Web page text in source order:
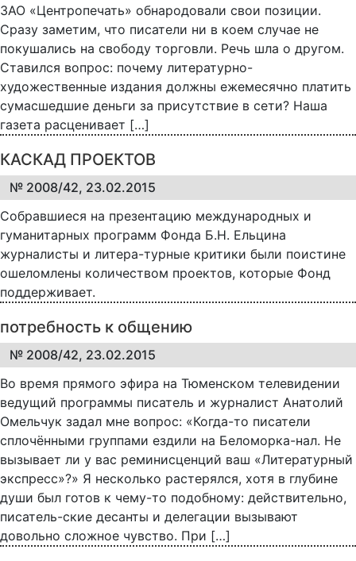
ЗАО «Центропечать» обнародовали свои позиции.
Сразу заметим, что писатели ни в коем случае не
покушались на свободу торговли. Речь шла о другом.
Ставился вопрос: почему литературно-
художественные издания должны ежемесячно платить
сумасшедшие деньги за присутствие в сети? Наша
газета расценивает […]
КАСКАД ПРОЕКТОВ
№ 2008/42, 23.02.2015
Собравшиеся на презентацию международных и
гуманитарных программ Фонда Б.Н. Ельцина
журналисты и литера-турные критики были поистине
ошеломлены количеством проектов, которые Фонд
поддерживает.
потребность к общению
№ 2008/42, 23.02.2015
Во время прямого эфира на Тюменском телевидении
ведущий программы писатель и журналист Анатолий
Омельчук задал мне вопрос: «Когда-то писатели
сплочёнными группами ездили на Беломорка-нал. Не
вызывает ли у вас реминисценций ваш «Литературный
экспресс»?» Я несколько растерялся, хотя в глубине
души был готов к чему-то подобному: действительно,
писатель-ские десанты и делегации вызывают
довольно сложное чувство. При […]